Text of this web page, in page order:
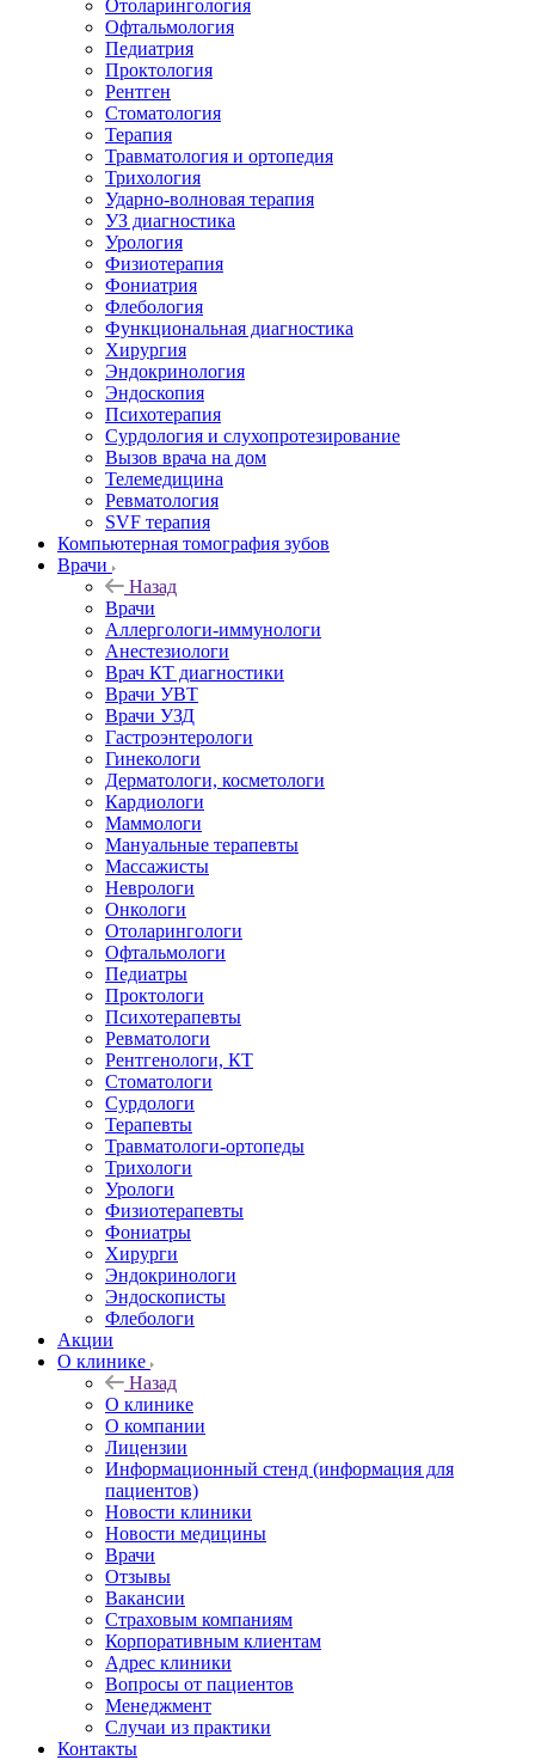
Отоларингология
Офтальмология
Педиатрия
Проктология
Рентген
Стоматология
Терапия
Травматология и ортопедия
Трихология
Ударно-волновая терапия
УЗ диагностика
Урология
Физиотерапия
Фониатрия
Флебология
Функциональная диагностика
Хирургия
Эндокринология
Эндоскопия
Психотерапия
Сурдология и слухопротезирование
Вызов врача на дом
Телемедицина
Ревматология
SVF терапия
Компьютерная томография зубов
Врачи
Назад
Врачи
Аллергологи-иммунологи
Анестезиологи
Врач КТ диагностики
Врачи УВТ
Врачи УЗД
Гастроэнтерологи
Гинекологи
Дерматологи, косметологи
Кардиологи
Маммологи
Мануальные терапевты
Массажисты
Неврологи
Онкологи
Отоларингологи
Офтальмологи
Педиатры
Проктологи
Психотерапевты
Ревматологи
Рентгенологи, КТ
Стоматологи
Сурдологи
Терапевты
Травматологи-ортопеды
Трихологи
Урологи
Физиотерапевты
Фониатры
Хирурги
Эндокринологи
Эндоскописты
Флебологи
Акции
О клинике
Назад
О клинике
О компании
Лицензии
Информационный стенд (информация для
пациентов)
Новости клиники
Новости медицины
Врачи
Отзывы
Вакансии
Страховым компаниям
Корпоративным клиентам
Адрес клиники
Вопросы от пациентов
Менеджмент
Случаи из практики
Контакты